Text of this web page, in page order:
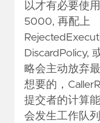
以才有必要使
5000, 再配上
DiscardPolicy,
略会主动放弃
想要的，
提交者的计算
会发生工作队